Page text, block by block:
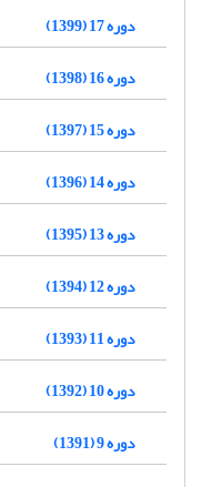
دوره 17 (1399)
دوره 16 (1398)
دوره 15 (1397)
دوره 14 (1396)
دوره 13 (1395)
دوره 12 (1394)
دوره 11 (1393)
دوره 10 (1392)
دوره 9 (1391)